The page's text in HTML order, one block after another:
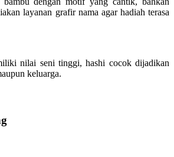
layanan grafir nama agar hadiah terasa
nilai seni tinggi, hashi cocok dijadikan
keluarga.